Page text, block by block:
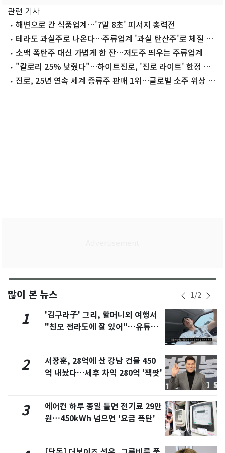
관련 기사
해변으로 간 식품업계…'7말 8초' 피서지 총력전
테라도 과실주로 나온다…주류업계 '과실 탄산주'로 체질 개
선 소맥 폭탄주 대신 가볍게 한 잔…저도주 띄우는 주류업계
"칼로리 25% 낮췄다"…하이트진로, '진로 라이트' 한정 출
시 진로, 25년 연속 세계 증류주 판매 1위…글로벌 소주 위상 입
많이 본 뉴스 1/2
1
'김구라子' 그리, 할머니외 여행서
"친모 전라도에 잘 있어"…유튜브
2
서장훈, 28억에 산 강남 건물 450
억 내놨다…세후 차익 280억 '잭팟'
3
에어컨 하루 종일 틀면 전기료 29만
원…450kWh 넘으면 '요금 폭탄'